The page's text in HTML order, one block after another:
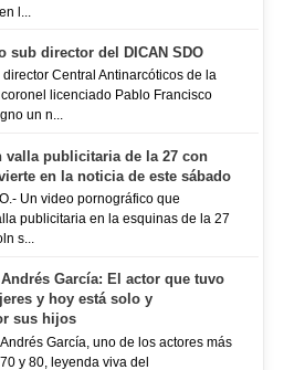
l...
sub director del DICAN SDO
director Central Antinarcóticos de la
licenciado Pablo Francisco
un n...
valla publicitaria de la 27 con
en la noticia de este sábado
Un video pornográfico que
publicitaria en la esquinas de la 27
s...
García: El actor que tuvo
y hoy está solo y
sus hijos
García, uno de los actores más
y 80, leyenda viva del